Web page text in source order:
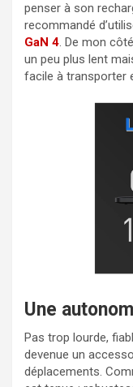
penser à son
recommandé
GaN 4. De mon
un peu plus lent
facile à transporter
Une
Pas trop lourde,
devenue un
déplacements.